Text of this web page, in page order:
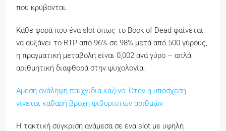
που κρύβονται.
Κάθε φορά που ένα slot όπως το Book of Dead φαίνεται
να αυξάνει το RTP από 96% σε 98% μετά από 500 γύρους,
η πραγματική μεταβολή είναι 0,002 ανά γύρο – απλά
αριθμητική διαφθορά στην ψυχολογία.
Αμεση ανάληψη παιχνιδια καζινο: Όταν η υπόσχεση
γίνεται καθαρή βροχή ψιθυριστών αριθμών
Η τακτική σύγκριση ανάμεσα σε ένα slot με υψηλή